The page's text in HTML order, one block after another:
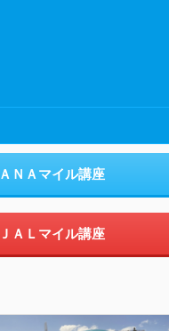
ＡＮＡマイル講座
ＪＡＬマイル講座